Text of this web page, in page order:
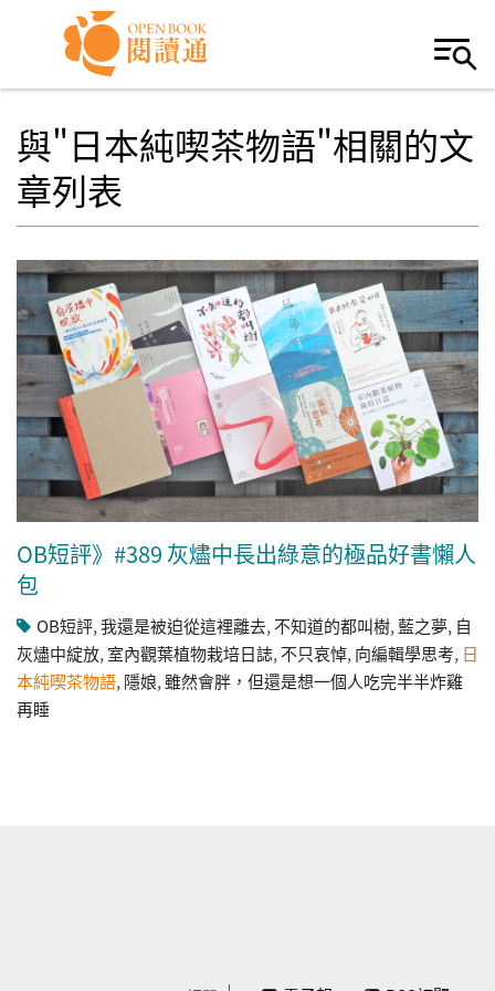
Skip to navigation
移至主內容
與"日本純喫茶物語"相關的文
章列表
OB短評》#389 灰燼中長出綠意的極品好書懶人
包
OB短評,我還是被迫從這裡離去,不知道的都叫樹,藍之夢, 自
灰燼中綻放, 室內觀葉植物栽培日誌,不只哀悼, 向編輯學思考, 日
本純喫茶物語, 隱娘, 雖然會胖，但還是想一個人吃完半半炸雞
再睡